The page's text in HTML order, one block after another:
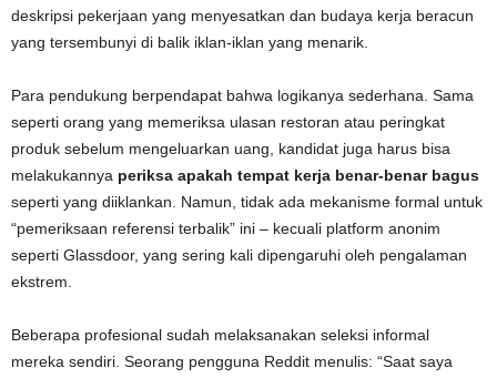
deskripsi pekerjaan yang menyesatkan dan budaya kerja beracun
yang tersembunyi di balik iklan-iklan yang menarik.
Para pendukung berpendapat bahwa logikanya sederhana. Sama
seperti orang yang memeriksa ulasan restoran atau peringkat
produk sebelum mengeluarkan uang, kandidat juga harus bisa
melakukannya periksa apakah tempat kerja benar-benar bagus
seperti yang diiklankan. Namun, tidak ada mekanisme formal untuk
“pemeriksaan referensi terbalik” ini – kecuali platform anonim
seperti Glassdoor, yang sering kali dipengaruhi oleh pengalaman
ekstrem.
Beberapa profesional sudah melaksanakan seleksi informal
mereka sendiri. Seorang pengguna Reddit menulis: “Saat saya